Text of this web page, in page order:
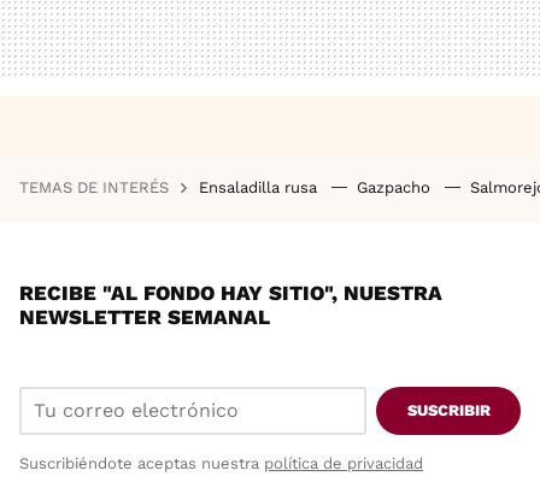
TEMAS DE INTERÉS Ensaladilla rusa Gazpacho
RECIBE "AL FONDO HAY SITIO", NUESTRA
NEWSLETTER SEMANAL
SUSCRIBIR
Suscribiéndote aceptas nuestra política de privacidad